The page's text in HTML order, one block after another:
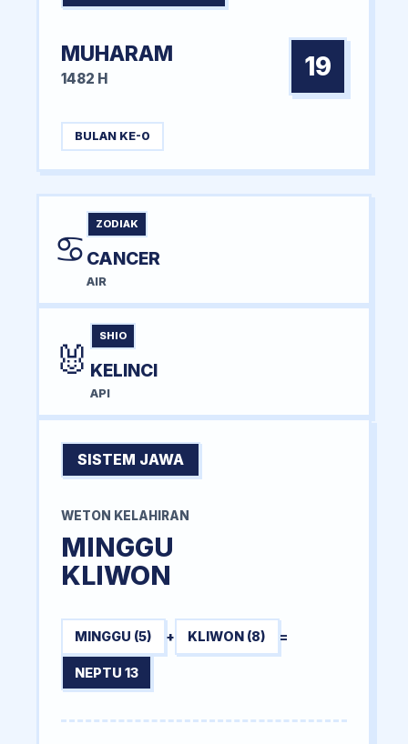
MUHARAM
1482 H 19
BULAN KE-0
♋
ZODIAK
CANCER
AIR
🐰
SHIO
KELINCI
API
SISTEM JAWA
WETON KELAHIRAN
MINGGU
KLIWON
MINGGU (5) + KLIWON (8) =
NEPTU 13